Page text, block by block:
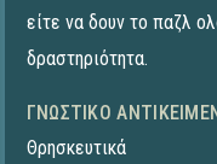
είτε να δουν το παζλ
δραστηριότητα.
ΓΝΩΣΤΙΚΌ
Θρησκευτικά